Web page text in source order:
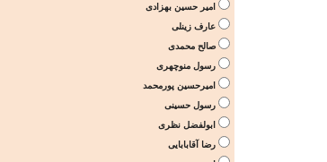
امیر حسین بهزادی
عارف زینلی
صالح محمدی
رسول منوچهری
امیرحسین پورمحمد
رسول حسینی
ابولفضل نظری
رضا آقابابایی